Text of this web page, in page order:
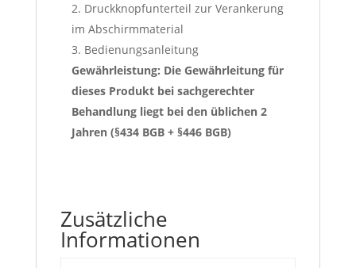
2. Druckknopfunterteil zur Verankerung
im Abschirmmaterial
3. Bedienungsanleitung
Gewährleistung: Die Gewährleitung für
dieses Produkt bei sachgerechter
Behandlung liegt bei den üblichen 2
Jahren (§434 BGB + §446 BGB)
Zusätzliche
Informationen